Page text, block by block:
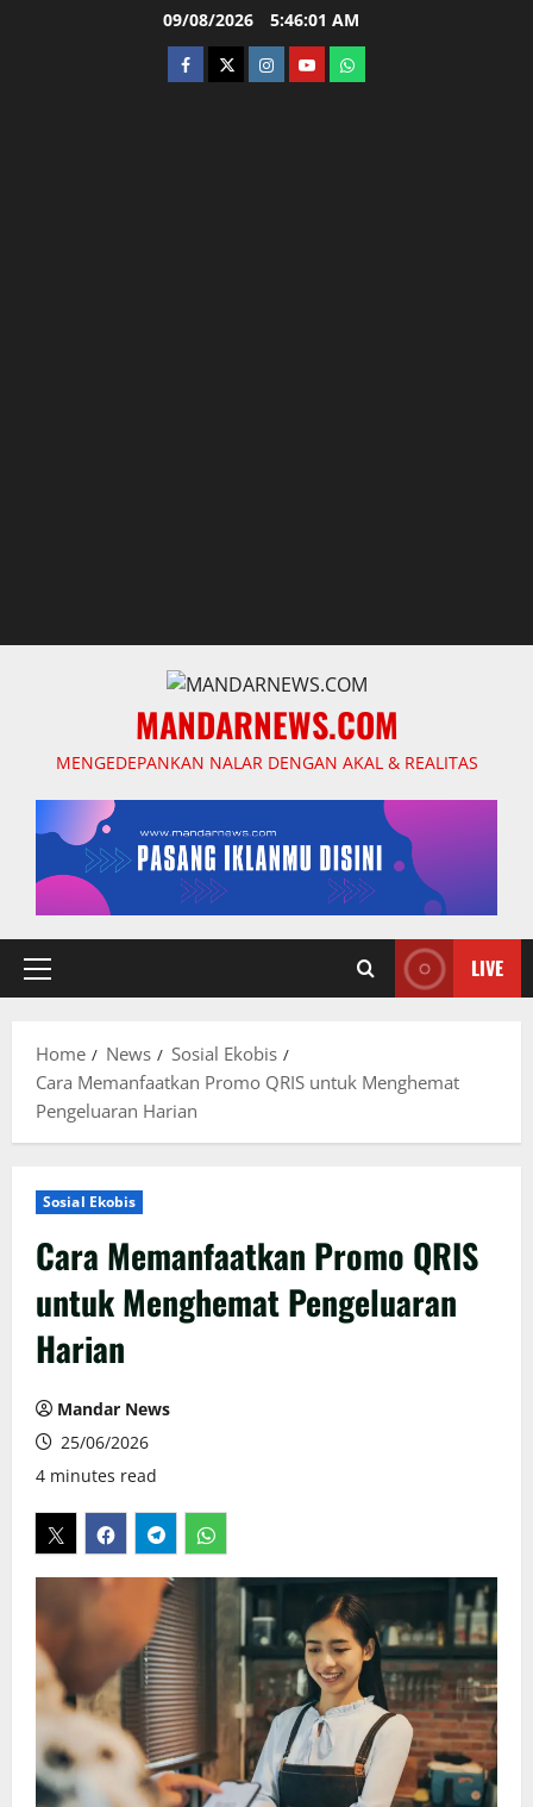
09/08/2026 5:46:02 AM
facebooktwitterinstagram.com
youtubewhatsapp
MANDARNEWS.COM
MENGEDEPANKAN NALAR DENGAN AKAL & REALITAS
Primary
LIVE
Home News
Sosial Ekobis
Cara Memanfaatkan Promo QRIS untuk Menghemat
Pengeluaran Harian
Sosial Ekobis
Cara Memanfaatkan Promo QRIS
untuk Menghemat Pengeluaran
Harian
Mandar News
25/06/2026
4 minutes read